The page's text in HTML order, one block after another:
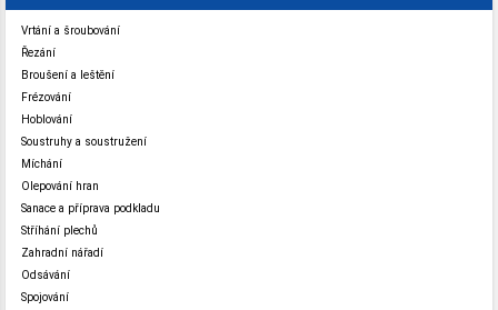
Vrtání a šroubování
Řezání
Broušení a leštění
Frézování
Hoblování
Soustruhy a soustružení
Míchání
Olepování hran
Sanace a příprava podkladu
Stříhání plechů
Zahradní nářadí
Odsávání
Spojování